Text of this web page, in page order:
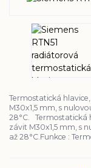
Termostatická
M30x1,5 mm, s
28°C. Termostatická
závit M30x1,5 mm, s
až 28°C.Funkce :